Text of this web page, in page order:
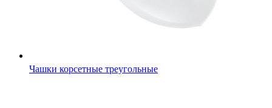
Чашки корсетные треугольные